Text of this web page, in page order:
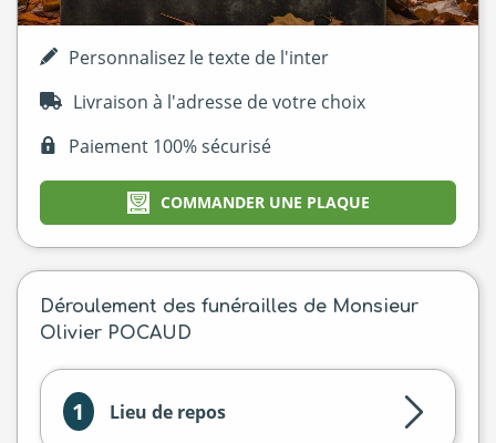
Personnalisez le texte de l'inter
Livraison à l'adresse de votre choix
Paiement 100% sécurisé
COMMANDER UNE PLAQUE
Déroulement des funérailles de Monsieur
Olivier POCAUD
1 Lieu de repos